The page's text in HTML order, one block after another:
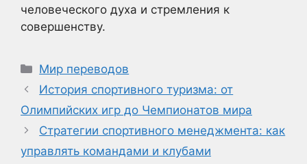
человеческого духа и стремления к
совершенству.
Рубрики
Мир переводов
История спортивного туризма: от
Олимпийских игр до Чемпионатов мира
Стратегии спортивного менеджмента: как
управлять командами и клубами